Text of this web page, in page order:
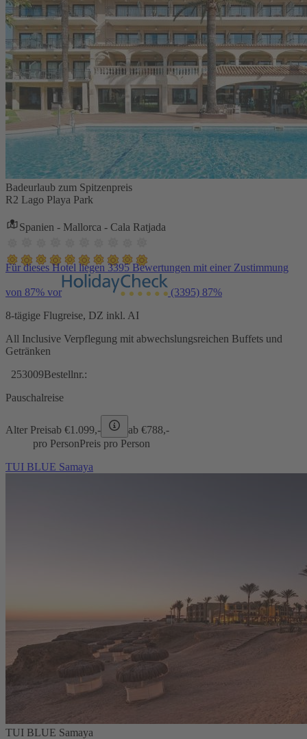
Badeurlaub zum Spitzenpreis
R2 Lago Playa Park
Spanien - Mallorca - Cala Ratjada
Für dieses Hotel liegen 3395 Bewertungen mit einer Zustimmung
von 87% vor (3395) 87%
8-tägige Flugreise, DZ inkl. AI
All Inclusive Verpflegung mit abwechslungsreichen Buffets und
Getränken
253009Bestellnr.:
Pauschalreise
Alter Preisab €1.099,- ab €788,-
pro PersonPreis pro Person
TUI BLUE Samaya
TUI BLUE Samaya